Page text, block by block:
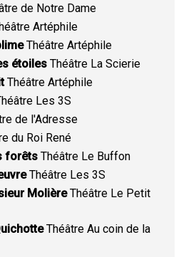
de Notre Dame
Artéphile
Théâtre Artéphile
étoiles Théâtre La Scierie
Théâtre Artéphile
Les 3S
de l'Adresse
du Roi René
forêts Théâtre Le Buffon
Théâtre Les 3S
MolièreThéâtre Le Petit
Théâtre Au coin de la